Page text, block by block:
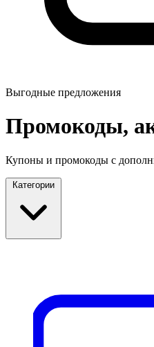
Выгодные предложения
Промокоды,
Купоны и промокоды с
Категории